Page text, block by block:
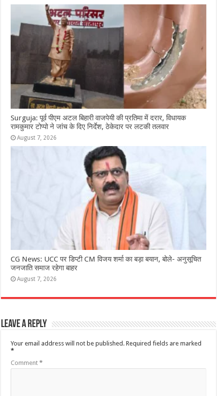
Surguja: पूर्व पीएम अटल बिहारी वाजपेयी की प्रतिमा में दरार, विधायक
रामकुमार टोप्पो ने जांच के दिए निर्देश, ठेकेदार पर लटकी तलवार
August 7, 2026
CG News: UCC पर डिप्टी CM विजय शर्मा का बड़ा बयान, बोले- अनुसूचित
जनजाति समाज रहेगा बाहर
August 7, 2026
Leave a Reply
Your email address will not be published. Required fields are marked
*
Comment*